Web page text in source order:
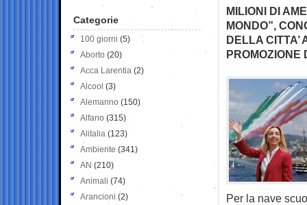
MILIONI DI
MONDO”,
DELLA CITTA’
PROMOZIONE
Per la nave
Categorie
100 giorni (5)
Aborto (20)
Acca Larentia (2)
Alcool (3)
Alemanno (150)
Alfano (315)
Alitalia (123)
Ambiente (341)
AN (210)
Animali (74)
Arancioni (2)